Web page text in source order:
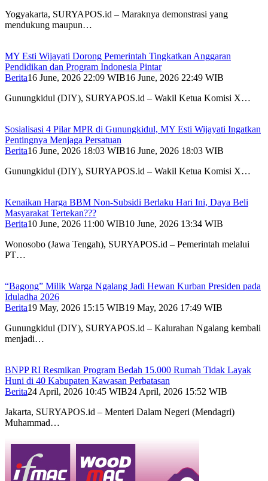
Yogyakarta, SURYAPOS.id – Maraknya demonstrasi yang
mendukung maupun…
MY Esti Wijayati Dorong Pemerintah Tingkatkan Anggaran
Pendidikan dan Program Indonesia Pintar
Berita16 June, 2026 22:09 WIB16 June, 2026 22:49 WIB
Gunungkidul (DIY), SURYAPOS.id – Wakil Ketua Komisi X…
Sosialisasi 4 Pilar MPR di Gunungkidul, MY Esti Wijayati Ingatkan
Pentingnya Menjaga Persatuan
Berita16 June, 2026 18:03 WIB16 June, 2026 18:03 WIB
Gunungkidul (DIY), SURYAPOS.id – Wakil Ketua Komisi X…
Kenaikan Harga BBM Non-Subsidi Berlaku Hari Ini, Daya Beli
Masyarakat Tertekan???
Berita10 June, 2026 11:00 WIB10 June, 2026 13:34 WIB
Wonosobo (Jawa Tengah), SURYAPOS.id – Pemerintah melalui
PT…
“Bagong” Milik Warga Ngalang Jadi Hewan Kurban Presiden pada
Iduladha 2026
Berita19 May, 2026 15:15 WIB19 May, 2026 17:49 WIB
Gunungkidul (DIY), SURYAPOS.id – Kalurahan Ngalang kembali
menjadi…
BNPP RI Resmikan Program Bedah 15.000 Rumah Tidak Layak
Huni di 40 Kabupaten Kawasan Perbatasan
Berita24 April, 2026 10:45 WIB24 April, 2026 15:52 WIB
Jakarta, SURYAPOS.id – Menteri Dalam Negeri (Mendagri)
Muhammad…